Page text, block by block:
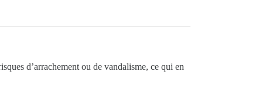
d’arrachement ou de vandalisme, ce qui en